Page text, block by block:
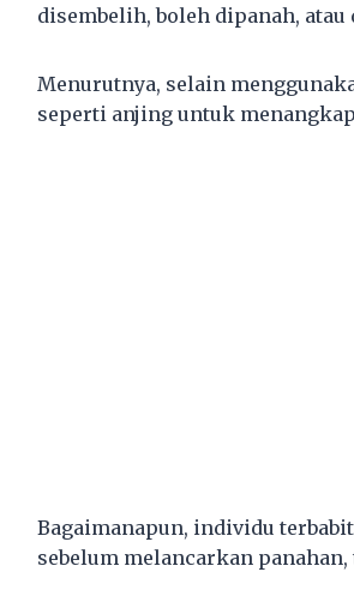
disembelih, boleh dipanah,
Menurutnya, selain
seperti anjing untuk
Bagaimanapun, individu
sebelum melancarkan